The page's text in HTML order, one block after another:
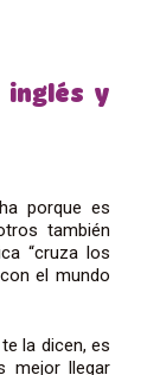
inglés y
porque es
también
“cruza los
el mundo
la dicen, es
mejor llegar